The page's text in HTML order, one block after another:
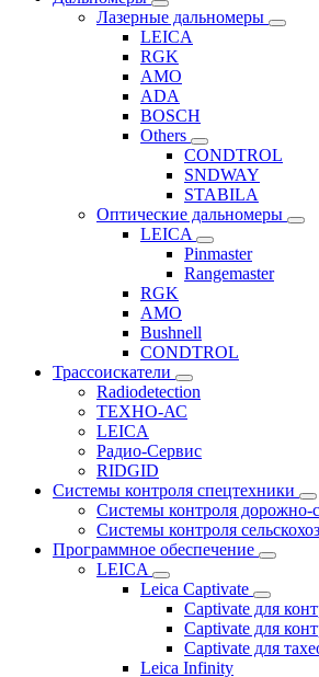
Лазерные дальномеры
LEICA
RGK
AMO
ADA
BOSCH
Others
CONDTROL
SNDWAY
STABILA
Оптические дальномеры
LEICA
Pinmaster
Rangemaster
RGK
AMO
Bushnell
CONDTROL
Трассоискатели
Radiodetection
ТЕХНО-АС
LEICA
Радио-Сервис
RIDGID
Системы контроля спецтехники
Системы контроля дорожно-
Системы контроля
Программное обеспечение
LEICA
Leica Captivate
Captivate для
Captivate для
Captivate для
Leica Infinity